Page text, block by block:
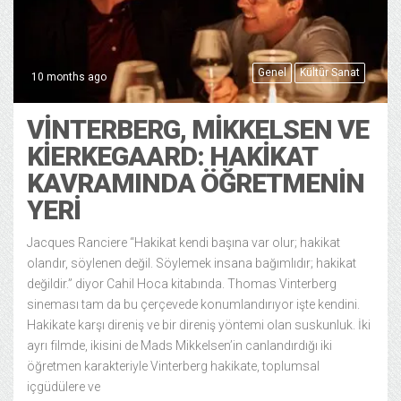
Genel Kültür Sanat
10 months ago
VINTERBERG, MIKKELSEN VE
KIERKEGAARD: HAKIKAT
KAVRAMINDA ÖĞRETMENIN
YERI
Jacques Ranciere “Hakikat kendi başına var olur; hakikat
olandır, söylenen değil. Söylemek insana bağımlıdır; hakikat
değildir.” diyor Cahil Hoca kitabında. Thomas Vinterberg
sineması tam da bu çerçevede konumlandırıyor işte kendini.
Hakikate karşı direniş ve bir direniş yöntemi olan suskunluk. İki
ayrı filmde, ikisini de Mads Mikkelsen’in canlandırdığı iki
öğretmen karakteriyle Vinterberg hakikate, toplumsal
içgüdülere ve